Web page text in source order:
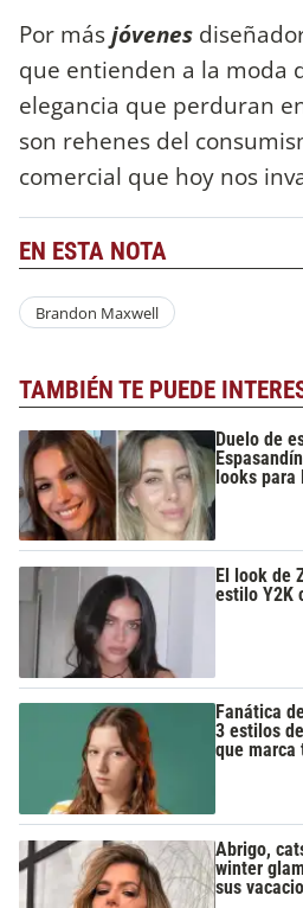
Por másjóvenes
que entienden a la moda
elegancia que perduran
son rehenes del
comercial que hoy nos
EN ESTA NOTA
Brandon Maxwell
TAMBIÉN TE PUEDE
Duelo de
looks para
El look de
estilo Y2K
Fanática
3 estilos
que marca
Abrigo,
winter
sus